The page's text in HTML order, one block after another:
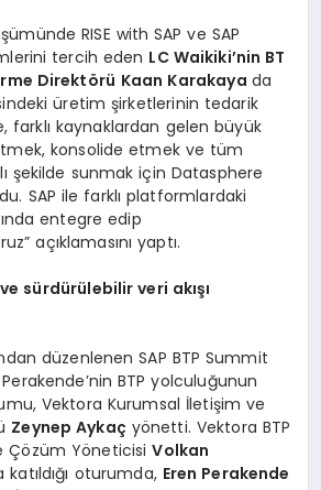
RISE with SAP ve SAP
tercih eden LC Waikiki’nin BT
Direktörü Kaan Karakaya da
üretim şirketlerinin tedarik
farklı kaynaklardan gelen büyük
konsolide etmek ve tüm
şekilde sunmak için Datasphere
SAP ile farklı platformlardaki
entegre edip
açıklamasını yaptı.
sürdürülebilir veri akışı
düzenlenen SAP BTP Summit
BTP yolculuğunun
Vektora Kurumsal İletişim ve
Zeynep Aykaç yönetti. Vektora BTP
Çözüm YöneticisiVolkan
katıldığı oturumda, Eren Perakende